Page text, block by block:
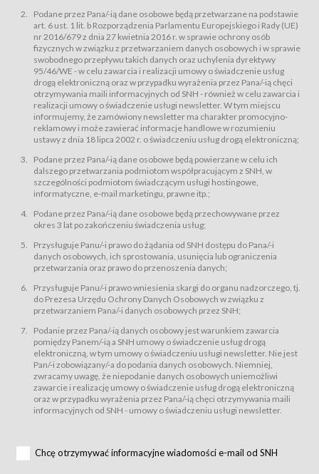
Sklep – sklep internetowy prowadzony przez Usługodawcę w Serwisie;
Regulamin – niniejszy regulamin.
§ 2
Postanowienia ogólne
Regulamin określa zasady:
świadczenia Usługobiorcom Usług przez Usługodawcę, z
zastrzeżeniem usług, o których mowa w ust. 2 pkt. 4 i 5 poniżej, których
zasady świadczenia precyzują odrębne regulaminy,
przetwarzania przez Usługodawcę danych osobowych Usługobiorców
będących osobami fizycznymi.
świadczy Usługi drogą elektroniczną w rozumieniu ustawy z dnia 18 lipca
2002 r. o świadczeniu usług drogą elektroniczną (Dz.U. z 2002 r., Nr 144, poz.
1204, z późń. zm.). Usługi świadczone są nieodpłatnie.
usługę przeglądania i odczytywania przez Usługobiorców materiałów
zamieszczanych w Serwisie,
usługę utrzymywania konta użytkownika w Serwisie,
usługę newsletter,
usługę zawierania na odległość umów nabycia Karnetów i Biletów,
usługę zawierania na odległość umów sprzedaży w Sklepie.
dnia 18 lipca 2002 r. o świadczeniu usług drogą elektroniczną (Dz.U. z 2002
r., Nr 144, poz. 1204, z późń. zm.). Usługi świadczone są nieodpłatnie.
Na zasadach określonych w Regulaminie dostęp do Serwisu jest otwarty dla
Usługobiorca przed rozpoczęciem korzystania z Serwisu jest zobowiązany
zapoznać się z Regulaminem. Założenie konta w Serwisie oraz zamówienie
usługi newsletter za pośrednictwem przeznaczonego do tego formularza
zamieszczonego na stronach Serwisu dostępnych dla wszystkich
Usługobiorców wymaga akceptacji postanowień Regulaminu.
Usługobiorca zobowiązany jest do przestrzegania postanowień Regulaminu
od chwili rozpoczęcia korzystania z Serwisu.
Regulamin jest udostępniony Usługobiorcom nieodpłatnie za
Warunki techniczne korzystania z Usług
Podane przez Pana/-ią dane osobowe będą przetwarzane na podstawie
art. 6 ust. 1 lit. b Rozporządzenia Parlamentu Europejskiego i Rady (UE)
nr 2016/679 z dnia 27 kwietnia 2016 r. w sprawie ochrony osób
fizycznych w związku z przetwarzaniem danych osobowych i w sprawie
swobodnego przepływu takich danych oraz uchylenia dyrektywy
95/46/WE - w celu zawarcia i realizacji umowy o świadczenie usług
drogą elektroniczną oraz w przypadku wyrażenia przez Pana/-ią chęci
otrzymywania maili informacyjnych od SNH - również w celu zawarcia i
realizacji umowy o świadczenie usługi newsletter. W tym miejscu
informujemy, że zamówiony newsletter ma charakter promocyjno-
reklamowy i może zawierać informacje handlowe w rozumieniu
ustawy z dnia 18 lipca 2002 r. o świadczeniu usług drogą elektroniczną;
Podane przez Pana/-ią dane osobowe będą powierzane w celu ich
dalszego przetwarzania podmiotom współpracującym z SNH, w
szczególności podmiotom świadczącym usługi hostingowe,
informatyczne, e-mail marketingu, prawne itp.;
Podane przez Pana/-ią dane osobowe będą przechowywane przez
okres 3 lat po zakończeniu świadczenia usług;
Przysługuje Panu/-i prawo do żądania od SNH dostępu do Pana/-i
danych osobowych, ich sprostowania, usunięcia lub ograniczenia
przetwarzania oraz prawo do przenoszenia danych;
Przysługuje Panu/-i prawo wniesienia skargi do organu nadzorczego, tj.
do Prezesa Urzędu Ochrony Danych Osobowych w związku z
przetwarzaniem Pana/-i danych osobowych przez SNH;
Podanie przez Pana/-ią danych osobowy jest warunkiem zawarcia
pomiędzy Panem/-ią a SNH umowy o świadczenie usług drogą
elektroniczną, w tym umowy o świadczeniu usługi newsletter. Nie jest
Pan/-i zobowiązany/-a do podania danych osobowych. Niemniej,
zwracamy uwagę, że niepodanie danych osobowych uniemożliwi
zawarcie i realizację umowy o świadczenie usług drogą elektroniczną
oraz w przypadku wyrażenia przez Pana/-ią chęci otrzymywania maili
informacyjnych od SNH - umowy o świadczeniu usługi newsletter.
Chcę otrzymywać informacyjne wiadomości e-mail od SNH